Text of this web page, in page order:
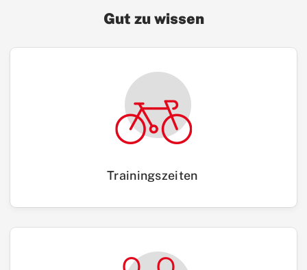
Gut zu wissen
Trainingszeiten